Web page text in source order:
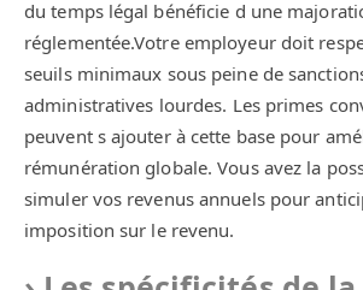
du temps légal bénéficie d une
réglementée.Votre employeur doit
seuils minimaux sous peine de
administratives lourdes. Les primes
peuvent s ajouter à cette base pour
rémunération globale. Vous avez la
simuler vos revenus annuels pour
imposition sur le revenu.